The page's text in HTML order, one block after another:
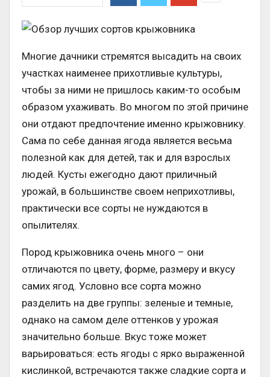
Многие дачники стремятся высадить на своих
участках наименее прихотливые культуры,
чтобы за ними не пришлось каким-то особым
образом ухаживать. Во многом по этой причине
они отдают предпочтение именно крыжовнику.
Сама по себе данная ягода является весьма
полезной как для детей, так и для взрослых
людей. Кусты ежегодно дают приличный
урожай, в большинстве своем неприхотливы,
практически все сорты не нуждаются в
опылителях.
Пород крыжовника очень много – они
отличаются по цвету, форме, размеру и вкусу
самих ягод. Условно все сорта можно
разделить на две группы: зеленые и темные,
однако на самом деле оттенков у урожая
значительно больше. Вкус тоже может
варьироваться: есть ягоды с ярко выраженной
кислинкой, встречаются также сладкие сорта и